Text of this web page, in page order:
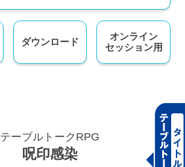
ダウンロード
オンライン
セッション用
テーブルトークRPG
呪印感染